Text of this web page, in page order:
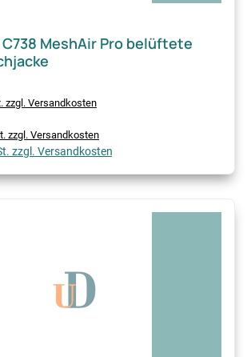
C738 MeshAir Pro belüftete
zzgl. Versandkosten
zzgl. Versandkosten
zzgl. Versandkosten